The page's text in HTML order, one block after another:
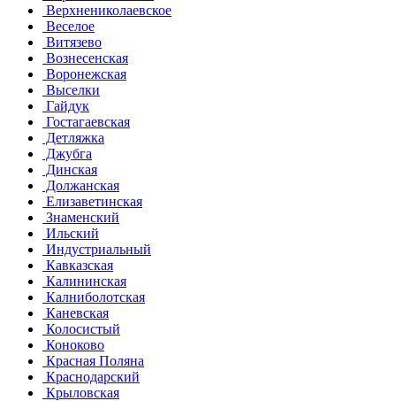
Верхнениколаевское
Веселое
Витязево
Вознесенская
Воронежская
Выселки
Гайдук
Гостагаевская
Детляжка
Джубга
Динская
Должанская
Елизаветинская
Знаменский
Ильский
Индустриальный
Кавказская
Калининская
Калниболотская
Каневская
Колосистый
Коноково
Красная Поляна
Краснодарский
Крыловская